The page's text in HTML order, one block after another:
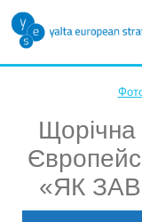
Щорічна
«ЯК